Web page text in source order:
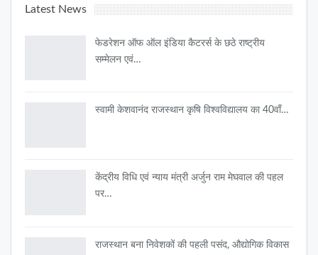
Latest News
फेडरेशन ऑफ ऑल इंडिया कैटरर्स के छठे राष्ट्रीय
सम्मेलन एवं…
स्वामी केशवानंद राजस्थान कृषि विश्वविद्यालय का 40वाँ…
केंद्रीय विधि एवं न्याय मंत्री अर्जुन राम मेघवाल की पहल
पर…
राजस्थान बना निवेशकों की पहली पसंद, औद्योगिक विकास